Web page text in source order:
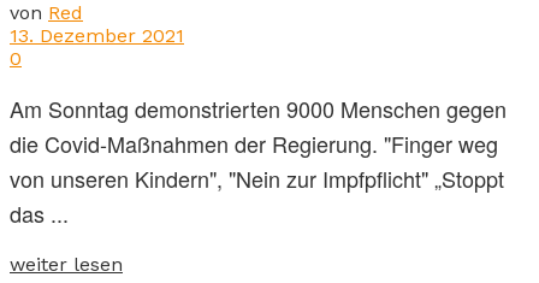
von Red
13. Dezember 2021
0
Am Sonntag demonstrierten 9000 Menschen gegen
die Covid-Maßnahmen der Regierung. "Finger weg
von unseren Kindern", "Nein zur Impfpflicht" „Stoppt
das ...
weiter lesen